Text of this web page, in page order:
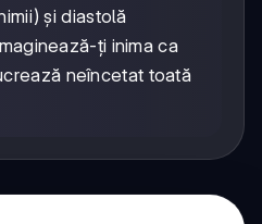
și diastolă
ți inima ca
neîncetat toată